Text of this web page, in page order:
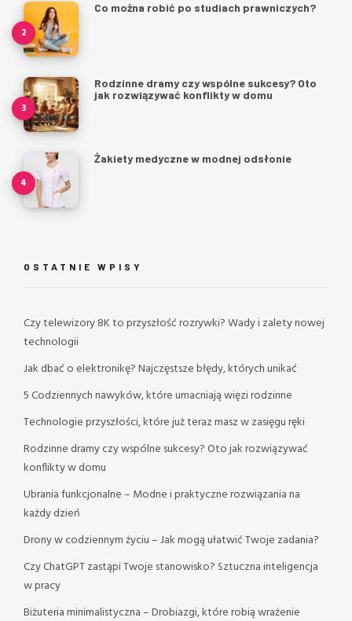
Co można robić po studiach prawniczych?
Rodzinne dramy czy wspólne sukcesy? Oto
jak rozwiązywać konflikty w domu
Żakiety medyczne w modnej odsłonie
OSTATNIE WPISY
Czy telewizory 8K to przyszłość rozrywki? Wady i zalety nowej
technologii
Jak dbać o elektronikę? Najczęstsze błędy, których unikać
5 Codziennych nawyków, które umacniają więzi rodzinne
Technologie przyszłości, które już teraz masz w zasięgu ręki
Rodzinne dramy czy wspólne sukcesy? Oto jak rozwiązywać
konflikty w domu
Ubrania funkcjonalne – Modne i praktyczne rozwiązania na
każdy dzień
Drony w codziennym życiu – Jak mogą ułatwić Twoje zadania?
Czy ChatGPT zastąpi Twoje stanowisko? Sztuczna inteligencja
w pracy
Biżuteria minimalistyczna – Drobiazgi, które robią wrażenie